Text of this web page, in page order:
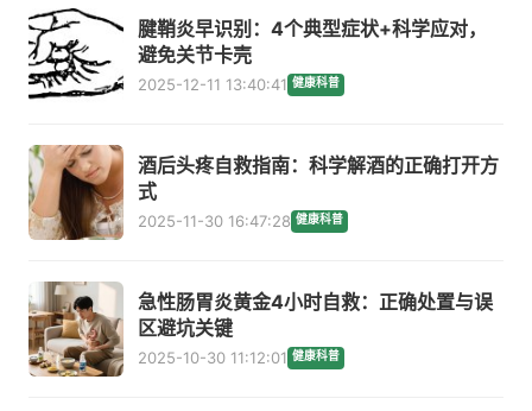
腱鞘炎早识别：4个典型症状+科学应对，
避免关节卡壳
2025-12-11 13:40:41 健康科普
酒后头疼自救指南：科学解酒的正确打开方
式
2025-11-30 16:47:28 健康科普
急性肠胃炎黄金4小时自救：正确处置与误
区避坑关键
2025-10-30 11:12:01 健康科普